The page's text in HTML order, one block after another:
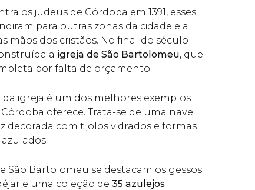
os judeus de Córdoba em 1391, esses
para outras zonas da cidade e a
mãos dos cristãos. No final do século
a igreja de São Bartolomeu, que
por falta de orçamento.
igreja é um dos melhores exemplos
oferece. Trata-se de uma nave
decorada com tijolos vidrados e formas
São Bartolomeu se destacam os gessos
e uma coleção de 35 azulejos